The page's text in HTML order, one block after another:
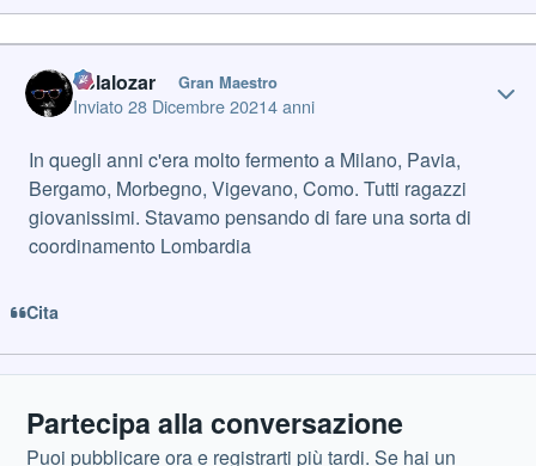
volalozar Gran Maestro
Inviato28 Dicembre 20214 anni
In quegli anni c'era molto fermento a Milano, Pavia,
Bergamo, Morbegno, Vigevano, Como. Tutti ragazzi
giovanissimi. Stavamo pensando di fare una sorta di
coordinamento Lombardia
Cita
Partecipa alla conversazione
Puoi pubblicare ora e registrarti più tardi. Se hai un